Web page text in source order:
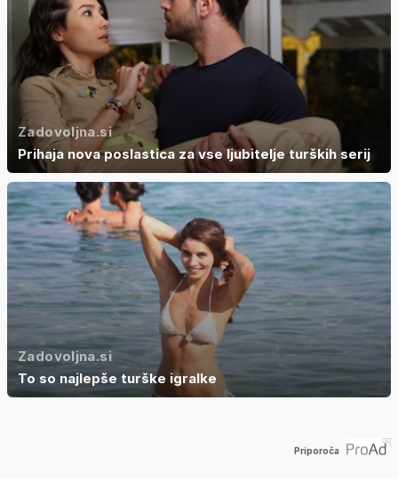
Zadovoljna.si
Prihaja nova poslastica za vse ljubitelje turških serij
Zadovoljna.si
To so najlepše turške igralke
Priporoča